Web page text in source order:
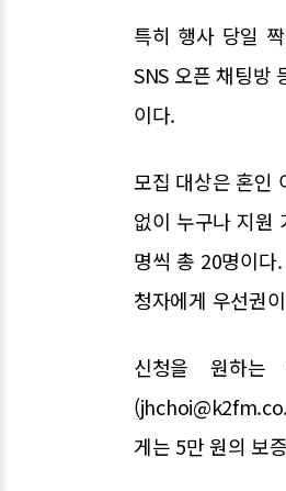
특히 행사 당일
SNS 오픈 채팅방
이다.
모집 대상은 혼인
없이 누구나 지원
명씩 총 20명이다
청자에게 우선권
신청을 원하는
게는 5만 원의 보